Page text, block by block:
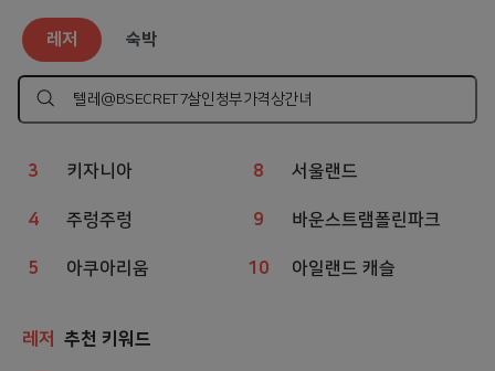
레저 숙박
하
레저 인기 검색어
1 웨이브파크
2 챔피언
3 키자니아
4 주렁주렁
5 아쿠아리움
6 볼베어파크
7 상상체험 키즈월드
8 서울랜드
9 바운스트램폴린파크
10 아일랜드 캐슬
레저 추천 키워드